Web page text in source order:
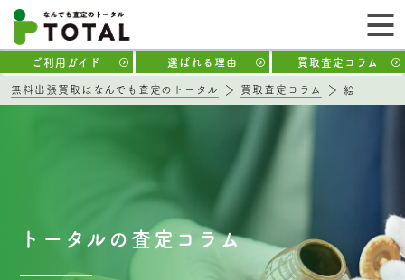
ご利用ガイド 選ばれる理由 買取査定コラム
無料出張買取はなんでも査定のトータル 買取査定コラム 絵
トータルの査定コラム